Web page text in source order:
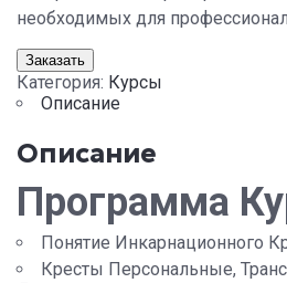
необходимых для
Заказать
Категория: Курсы
Описание
Описание
Программа
Понятие Инкарнационного
Кресты Персональные,